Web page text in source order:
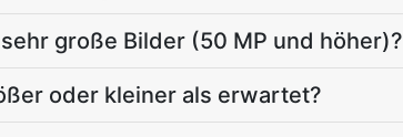
große Bilder (50 MP und höher)?
oder kleiner als erwartet?